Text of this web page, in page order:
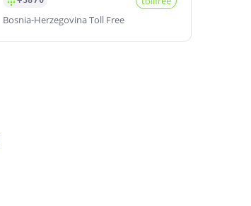
Bosnia-Herzegovina Toll Free